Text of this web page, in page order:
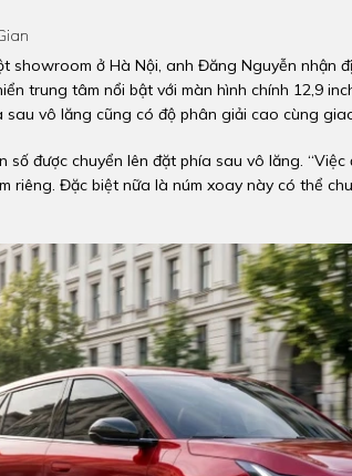
showroom ở Hà Nội, anh Đăng Nguyễn nhận
trung tâm nổi bật với màn hình chính 12,9
sau vô lăng cũng có độ phân giải cao cùng
số được chuyển lên đặt phía sau vô lăng.
riêng. Đặc biệt nữa là núm xoay này có thể